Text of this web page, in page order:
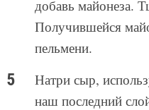
добавь майонеза.
Получившейся
пельмени.
Натри сыр,
наш последний